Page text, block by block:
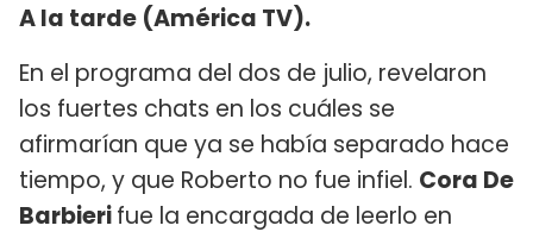
A la tarde (América TV).
En el programa del dos de julio, revelaron
los fuertes chats en los cuáles se
afirmarían que ya se había separado hace
tiempo, y que Roberto no fue infiel. Cora De
Barbierifue la encargada de leerlo en